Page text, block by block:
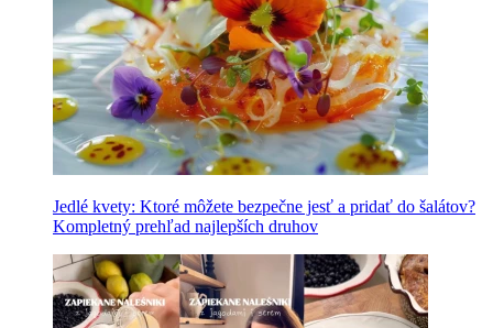
Jedlé kvety: Ktoré môžete bezpečne jesť a pridať do šalátov?
Kompletný prehľad najlepších druhov